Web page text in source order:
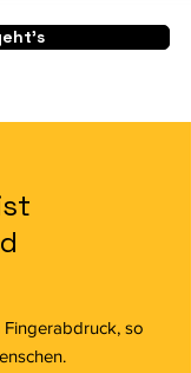
so